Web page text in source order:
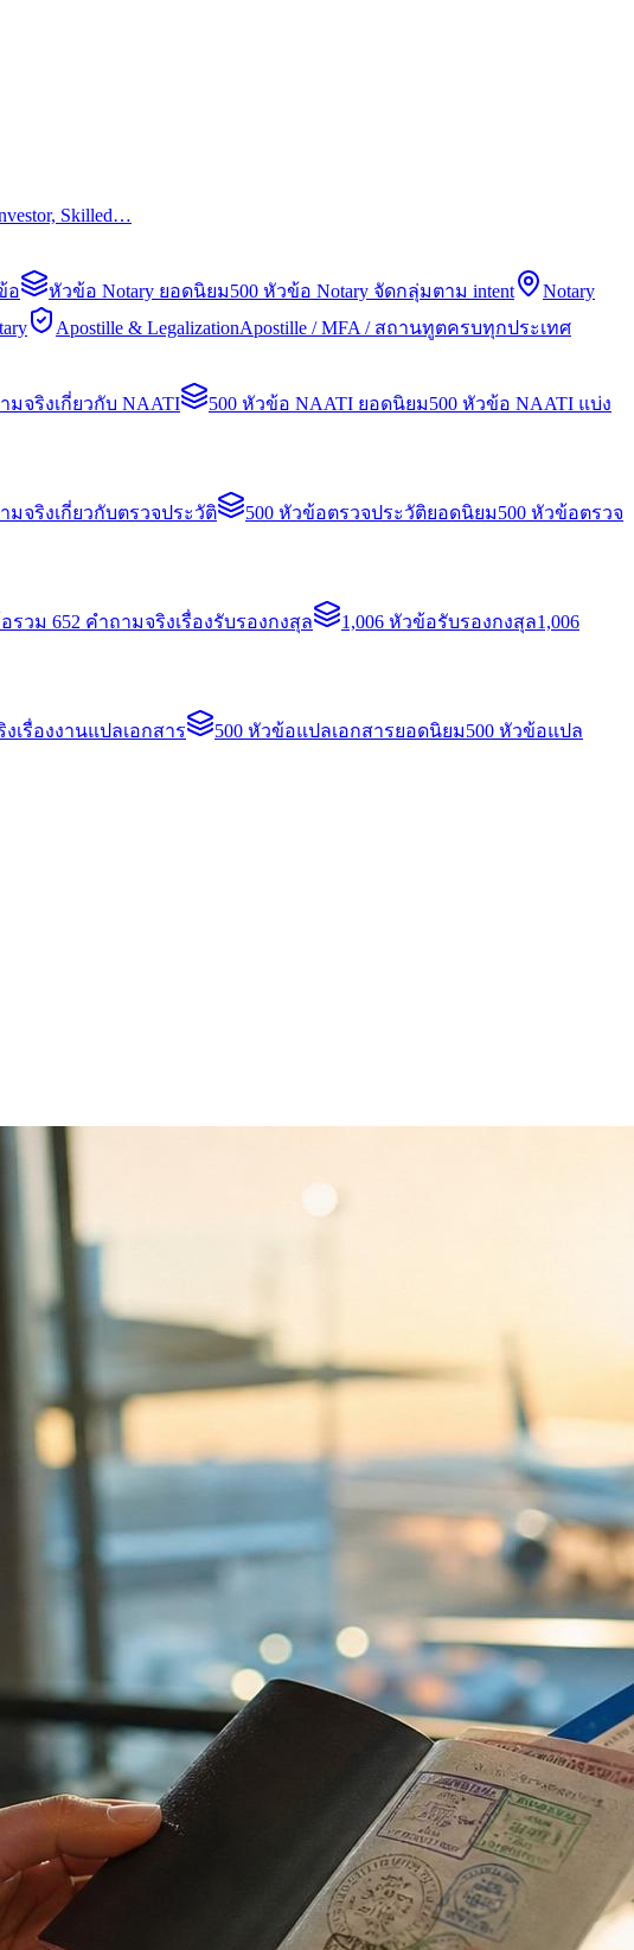
Skilled…
อ หัวข้อ Notary ยอดนิยม500 หัวข้อ Notary จัดกลุ่มตาม intent
Notary
Apostille & LegalizationApostille / MFA / สถานทูตครบทุกประเทศ
มจริงเกี่ยวกับ NAATI 500 หัวข้อ NAATI ยอดนิยม500 หัวข้อ NAATI แบ่ง
มจริงเกี่ยวกับตรวจประวัติ 500 หัวข้อตรวจประวัติยอดนิยม500 หัวข้อตรวจ
รวม 652 คำถามจริงเรื่องรับรองกงสุล 1,006 หัวข้อรับรองกงสุล1,006
เรื่องงานแปลเอกสาร 500 หัวข้อแปลเอกสารยอดนิยม500 หัวข้อแปล